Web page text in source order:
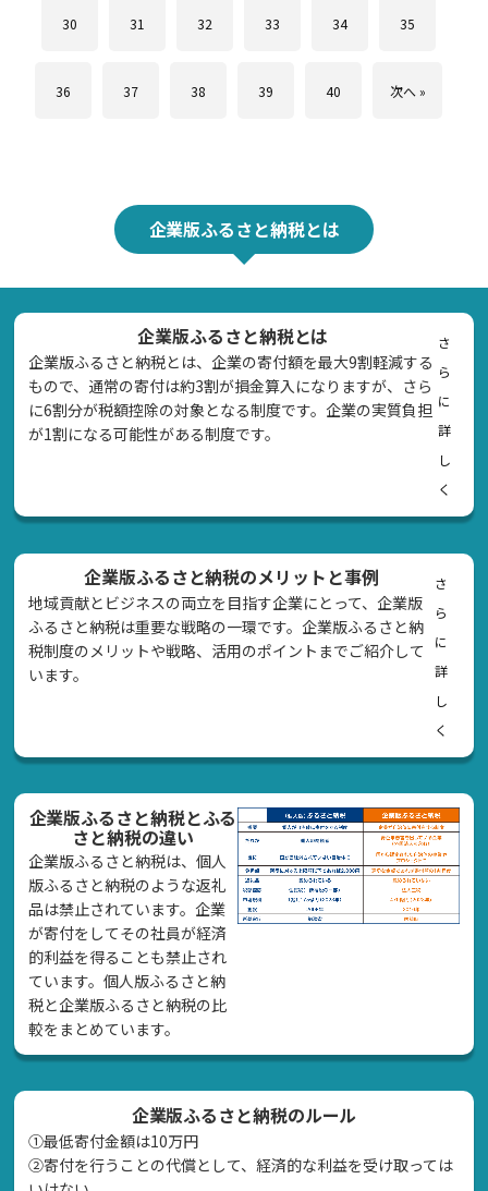
30 31 32 33 34 35
36 37 38 39 40 次へ »
企業版ふるさと納税とは
企業版ふるさと納税とは
企業版ふるさと納税とは、企業の寄付額を最大9割軽減する
もので、通常の寄付は約3割が損金算入になりますが、さら
に6割分が税額控除の対象となる制度です。企業の実質負担
が1割になる可能性がある制度です。
さ
ら
に
詳
し
く
企業版ふるさと納税のメリットと事例
地域貢献とビジネスの両立を目指す企業にとって、企業版
ふるさと納税は重要な戦略の一環です。企業版ふるさと納
税制度のメリットや戦略、活用のポイントまでご紹介して
います。
さ
ら
に
詳
し
く
企業版ふるさと納税とふる
さと納税の違い
企業版ふるさと納税は、個人
版ふるさと納税のような返礼
品は禁止されています。企業
が寄付をしてその社員が経済
的利益を得ることも禁止され
ています。個人版ふるさと納
税と企業版ふるさと納税の比
較をまとめています。
企業版ふるさと納税のルール
①最低寄付金額は10万円
②寄付を行うことの代償として、経済的な利益を受け取っては